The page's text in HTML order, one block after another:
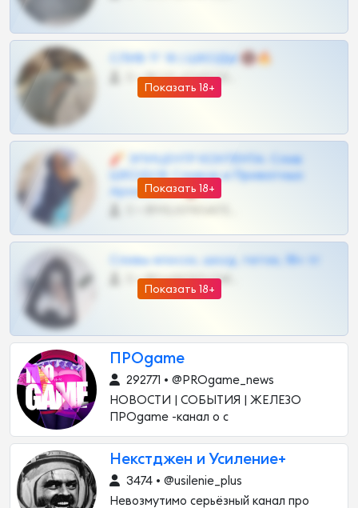
Показать 18+
СЛИВ ТГ 18 | ШКОДЫ 🔞🔥
0 •
Показать 18+
🧨 ЭПИЦЕНТР КОНТЕНТА: Слив
ШКОДОВ Сливов и Приватных
Архивов ТГ 🔞💎
Показать 18+
Сливы вписок, шкод, теток, 18+ тг
0 •
ПРОgame
292771 • @PROgame_news
НОВОСТИ | СОБЫТИЯ | ЖЕЛЕЗО
ПРОgame -канал о с
Некстджен и Усиление+
3474 • @usilenie_plus
Невозмутимо серьёзный канал про